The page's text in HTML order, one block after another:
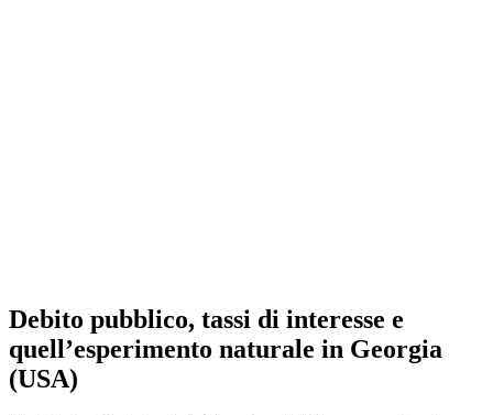
Debito pubblico, tassi di interesse e
quell’esperimento naturale in Georgia
(USA)